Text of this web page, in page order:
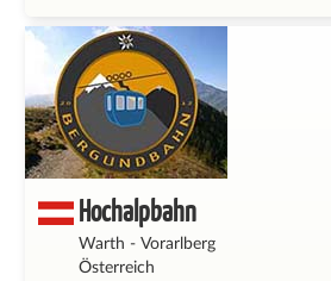
Hochalpbahn
Warth - Vorarlberg
Österreich